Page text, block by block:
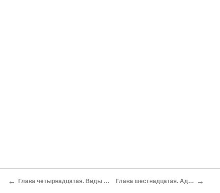
← Глава четырнадцатая. Виды освобождения Глава шестнадцатая. Адхьятма-йога →